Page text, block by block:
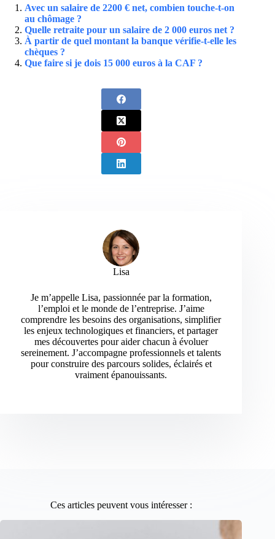
Avec un salaire de 2200 € net, combien touche-t-on
au chômage ?
Quelle retraite pour un salaire de 2 000 euros net ?
À partir de quel montant la banque vérifie-t-elle les
chèques ?
Que faire si je dois 15 000 euros à la CAF ?
Lisa
Je m’appelle Lisa, passionnée par la formation,
l’emploi et le monde de l’entreprise. J’aime
comprendre les besoins des organisations, simplifier
les enjeux technologiques et financiers, et partager
mes découvertes pour aider chacun à évoluer
sereinement. J’accompagne professionnels et talents
pour construire des parcours solides, éclairés et
vraiment épanouissants.
Ces articles peuvent vous intéresser :